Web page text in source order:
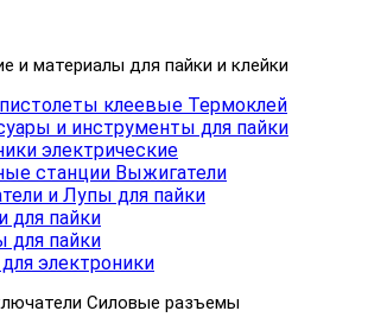
и материалы для пайки и клейки
клеевые Термоклей
и инструменты для пайки
электрические
станции Выжигатели
и Лупы для пайки
для пайки
пайки
электроники
Силовые разъемы